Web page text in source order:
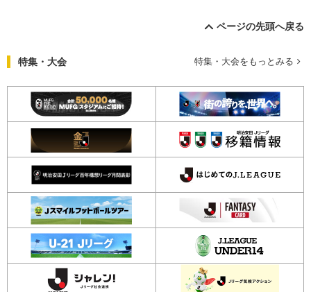
ページの先頭へ戻る
特集・大会 特集・大会をもっとみる